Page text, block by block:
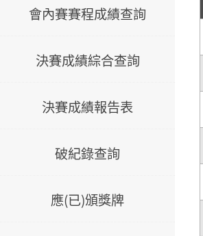
會內賽賽程成績查詢
決賽成績綜合查詢
決賽成績報告表
破紀錄查詢
應(已)頒獎牌